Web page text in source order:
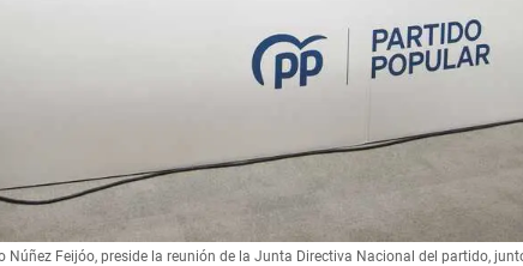
Núñez Feijóo, preside la reunión de la Junta Directiva Nacional del partido,